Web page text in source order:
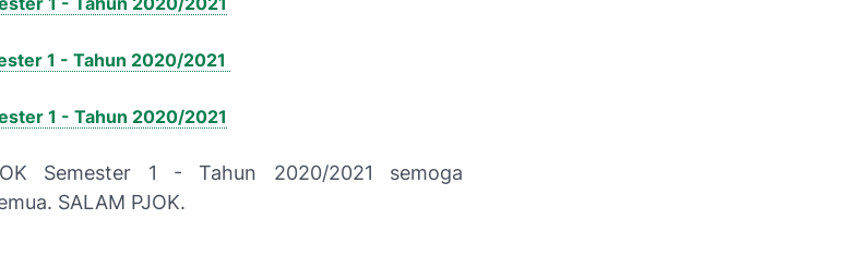
1 - Tahun 2020/2021
1 - Tahun 2020/2021
Semester 1 - Tahun 2020/2021 semoga
SALAM PJOK.